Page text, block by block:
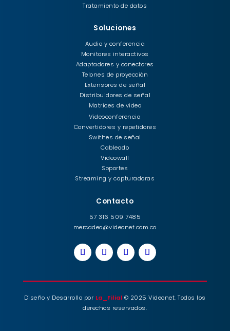
Tratamiento de datos
Soluciones
Audio y conferencia
Monitores interactivos
Adaptadores y conectores
Telones de proyección
Extensores de señal
Distribuidores de señal
Matrices de video
Videoconferencia
Convertidores y repetidores
Swithes de señal
Cableado
Videowall
Soportes
Streaming y capturadoras
Contacto
57 316 509 7485
mercadeo@videonet.com.co
Diseño y Desarrollo por La_Filial © 2025 Videonet. Todos los
derechos reservados.